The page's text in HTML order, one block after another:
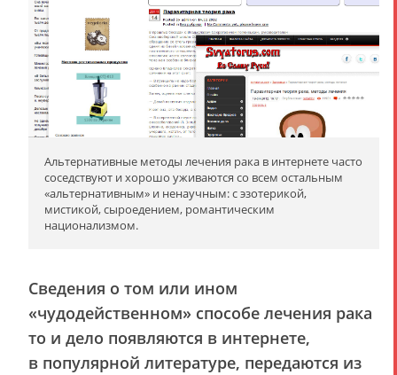
Альтернативные методы лечения рака в интернете часто
соседствуют и хорошо уживаются со всем остальным
«альтернативным» и ненаучным: с эзотерикой,
мистикой, сыроедением, романтическим
национализмом.
Сведения о том или ином
«чудодейственном» способе лечения рака
то и дело появляются в интернете,
в популярной литературе, передаются из